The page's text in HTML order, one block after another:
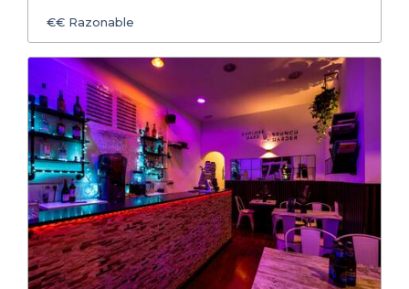
€€ Razonable